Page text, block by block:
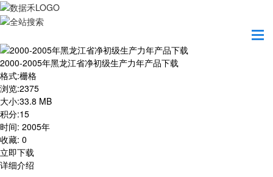
2000-2005年黑龙江省净初级生产力年产品下载
2000-2005年黑龙江省净初级生产力年产品下载
格式:栅格
浏览:2375
大小:33.8 MB
积分:15
时间: 2005年
收藏: 0
立即下载
详细介绍